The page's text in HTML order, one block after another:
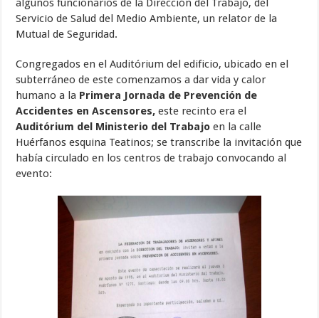
algunos funcionarios de la Dirección del Trabajo, del
Servicio de Salud del Medio Ambiente, un relator de la
Mutual de Seguridad.
Congregados en el Auditórium del edificio, ubicado en el
subterráneo de este comenzamos a dar vida y calor
humano a la Primera Jornada de Prevención de
Accidentes en Ascensores, este recinto era el
Auditórium del Ministerio del Trabajo en la calle
Huérfanos esquina Teatinos; se transcribe la invitación que
había circulado en los centros de trabajo convocando al
evento: